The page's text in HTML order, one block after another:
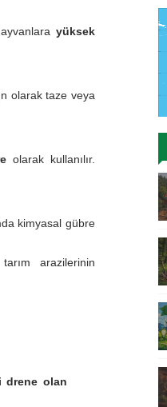
yüksek
olarak taze veya
olarak kullanılır.
kimyasal gübre
arazilerinin
drene olan